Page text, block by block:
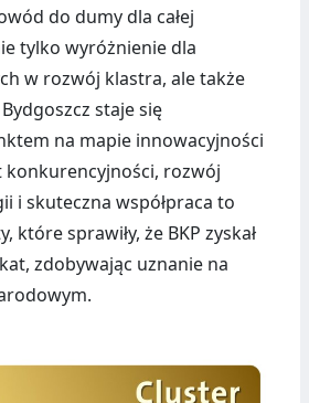
do dumy dla całej
tylko wyróżnienie dla
w rozwój klastra, ale także
staje się
na mapie innowacyjności
konkurencyjności, rozwój
i skuteczna współpraca to
które sprawiły, że BKP zyskał
zdobywając uznanie na